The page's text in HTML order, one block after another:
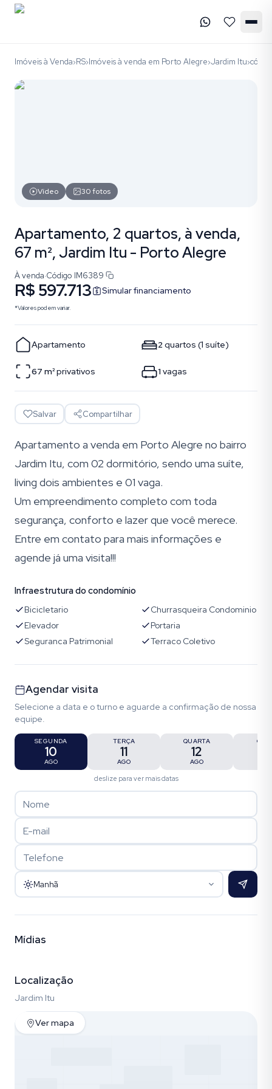
Imóveis à Venda›RS›Imóveis à venda em Porto Alegre›Jardim Itu›
Vídeo 30fotos
Apartamento, 2 quartos, à venda,
67 m², Jardim Itu - Porto Alegre
À venda·Código IM6389
R$ 597.713 Simular financiamento
*Valores podem variar.
Apartamento 2 quartos (1 suíte)
67 m²privativos 1 vagas
Salvar Compartilhar
Apartamento a venda em Porto Alegre no bairro
Jardim Itu, com 02 dormitório, sendo uma suíte,
living dois ambientes e 01 vaga.
Um empreendimento completo com toda
segurança, conforto e lazer que você merece.
Entre em contato para mais informações e
agende já uma visita!!!
Infraestrutura do condomínio
Bicicletario
Churrasqueira Condominio
Elevador
Portaria
Seguranca Patrimonial
Terraco Coletivo
Agendar visita
Selecione a data e o turno e aguarde a confirmação de nossa
equipe.
SEGUNDA
10
AGO
TERÇA
11
AGO
QUARTA
12
AGO
deslize para ver mais datas
Manhã
Mídias
Localização
Jardim Itu
Ver mapa